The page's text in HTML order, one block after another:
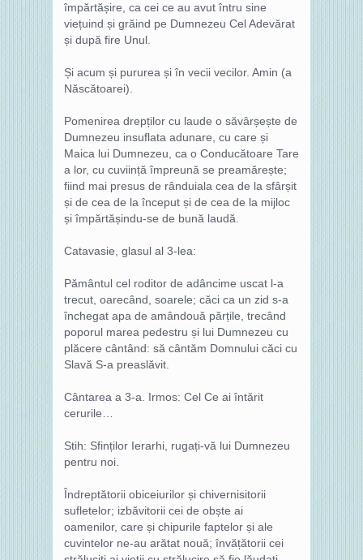
împărtășire, ca cei ce au avut întru sine
viețuind și grăind pe Dumnezeu Cel Adevărat
și după fire Unul.
Și acum și pururea și în vecii vecilor. Amin (a
Născătoarei).
Pomenirea drepților cu laude o săvârșește de
Dumnezeu insuflata adunare, cu care și
Maica lui Dumnezeu, ca o Conducătoare Tare
a lor, cu cuviință împreună se preamărește;
fiind mai presus de rânduiala cea de la sfârșit
și de cea de la început și de cea de la mijloc
și împărtășindu-se de bună laudă.
Catavasie, glasul al 3-lea:
Pământul cel roditor de adâncime uscat l-a
trecut, oarecând, soarele; căci ca un zid s-a
închegat apa de amândouă părțile, trecând
poporul marea pedestru și lui Dumnezeu cu
plăcere cântând: să cântăm Domnului căci cu
Slavă S-a preaslăvit.
Cântarea a 3-a. Irmos: Cel Ce ai întărit
cerurile…
Stih: Sfinților Ierarhi, rugați-vă lui Dumnezeu
pentru noi.
Îndreptătorii obiceiurilor și chivernisitorii
sufletelor; izbăvitorii cei de obște ai
oamenilor, care și chipurile faptelor și ale
cuvintelor ne-au arătat nouă; învățătorii cei